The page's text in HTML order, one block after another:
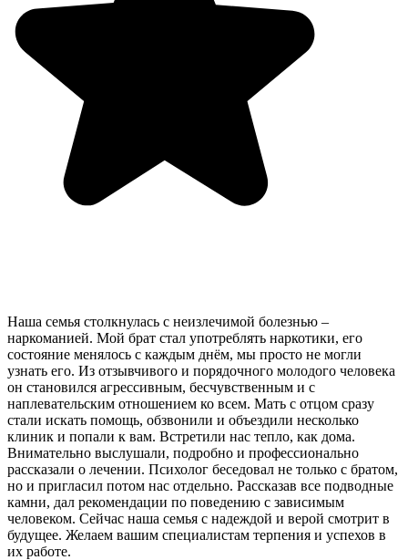
Наша семья столкнулась с неизлечимой болезнью –
наркоманией. Мой брат стал употреблять наркотики, его
состояние менялось с каждым днём, мы просто не могли
узнать его. Из отзывчивого и порядочного молодого человека
он становился агрессивным, бесчувственным и с
наплевательским отношением ко всем. Мать с отцом сразу
стали искать помощь, обзвонили и объездили несколько
клиник и попали к вам. Встретили нас тепло, как дома.
Внимательно выслушали, подробно и профессионально
рассказали о лечении. Психолог беседовал не только с братом,
но и пригласил потом нас отдельно. Рассказав все подводные
камни, дал рекомендации по поведению с зависимым
человеком. Сейчас наша семья с надеждой и верой смотрит в
будущее. Желаем вашим специалистам терпения и успехов в
их работе.